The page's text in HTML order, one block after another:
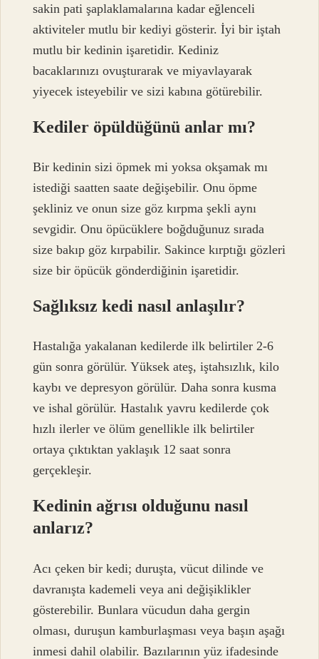
sakin pati şaplaklamalarına kadar eğlenceli
aktiviteler mutlu bir kediyi gösterir. İyi bir iştah
mutlu bir kedinin işaretidir. Kediniz
bacaklarınızı ovuşturarak ve miyavlayarak
yiyecek isteyebilir ve sizi kabına götürebilir.
Kediler öpüldüğünü anlar mı?
Bir kedinin sizi öpmek mi yoksa okşamak mı
istediği saatten saate değişebilir. Onu öpme
şekliniz ve onun size göz kırpma şekli aynı
sevgidir. Onu öpücüklere boğduğunuz sırada
size bakıp göz kırpabilir. Sakince kırptığı gözleri
size bir öpücük gönderdiğinin işaretidir.
Sağlıksız kedi nasıl anlaşılır?
Hastalığa yakalanan kedilerde ilk belirtiler 2-6
gün sonra görülür. Yüksek ateş, iştahsızlık, kilo
kaybı ve depresyon görülür. Daha sonra kusma
ve ishal görülür. Hastalık yavru kedilerde çok
hızlı ilerler ve ölüm genellikle ilk belirtiler
ortaya çıktıktan yaklaşık 12 saat sonra
gerçekleşir.
Kedinin ağrısı olduğunu nasıl
anlarız?
Acı çeken bir kedi; duruşta, vücut dilinde ve
davranışta kademeli veya ani değişiklikler
gösterebilir. Bunlara vücudun daha gergin
olması, duruşun kamburlaşması veya başın aşağı
inmesi dahil olabilir. Bazılarının yüz ifadesinde